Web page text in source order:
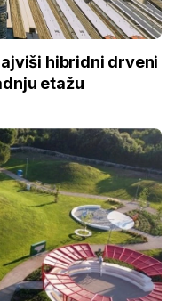
hibridni drveni
etažu